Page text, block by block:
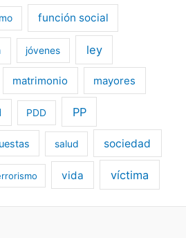
función social
jóvenes ley
matrimonio mayores
PDD PP
salud sociedad
vida víctima